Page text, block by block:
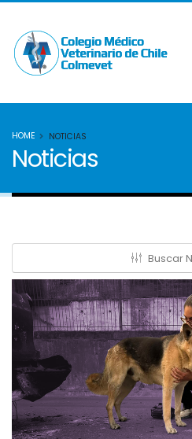
HOME NOTICIAS
Noticias
Buscar